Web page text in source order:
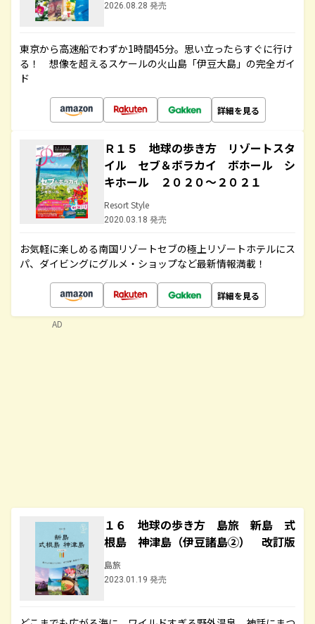
2026.08.28 発売
東京から高速船でわずか1時間45分。思い立ったらすぐに行け
る！ 想像を超えるスケールの火山島「伊豆大島」の完全ガイ
ド
詳細を見る
Ｒ１５ 地球の歩き方 リゾートスタ
イル セブ＆ボラカイ ボホール シ
キホール ２０２０～２０２１
Resort Style
2020.03.18 発売
お気軽に楽しめる南国リゾートセブの極上リゾートホテルにス
パ、ダイビングにグルメ・ショップなど最新情報満載！
詳細を見る
１６ 地球の歩き方 島旅 新島 式
根島 神津島（伊豆諸島②） 改訂版
島旅
2023.01.19 発売
AD